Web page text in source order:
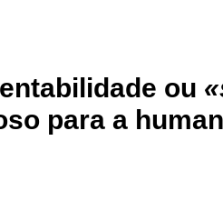
ou
para a